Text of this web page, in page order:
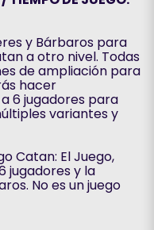
y Bárbaros para
a otro nivel. Todas
de ampliación para
hacer
6 jugadores para
variantes y
Catan: El Juego,
jugadores y la
No es un juego